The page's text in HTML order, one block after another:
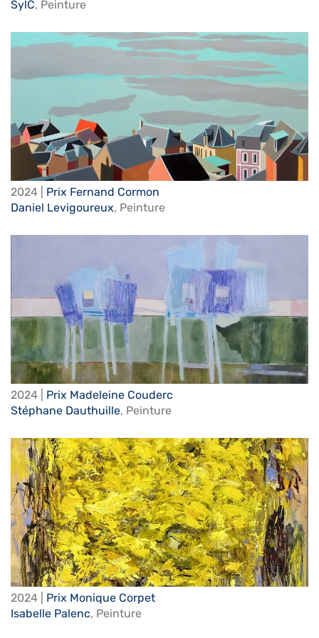
SylC, Peinture
2024 | Prix Fernand Cormon
Daniel Levigoureux, Peinture
2024 | Prix Madeleine Couderc
Stéphane Dauthuille, Peinture
2024 | Prix Monique Corpet
Isabelle Palenc, Peinture